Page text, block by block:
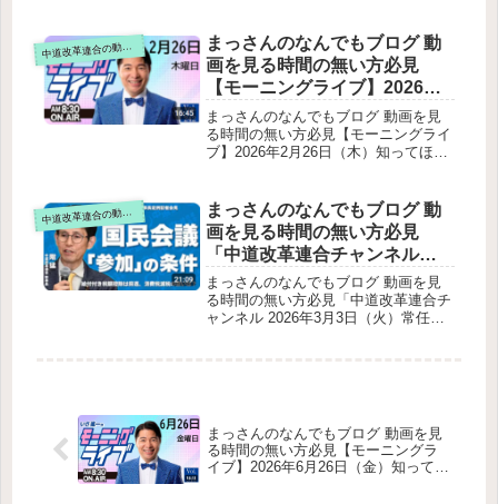
/ 中道動画 】をテキスト要約
治ニュース / 生配信 / 中道動画 】をテ
キスト要約冒頭の話題補正予算（3兆
円規模）に関する動き3党（中道・立
憲・公明）で総理に申し入れ経済状況
への懸念国債金利の急上昇株価の異常
な高騰原油輸入船の無事到着（明るい
ニュース）子どもホスピス支援の強化
今夜の予定締め
中道改革連合の動画をテキスト要約
まっさんのなんでもブログ 動
画を見る時間の無い方必見
【モーニングライブ】2026年2
月26日（木）知ってほしい今
日のニュースを厳選！いさ進
一が生解説する新聞情報【 15
/ 中道動画 】をテキスト要約
まっさんのなんでもブログ 動画を見
る時間の無い方必見【モーニングライ
ブ】2026年2月26日（木）知ってほし
治ニュース / 生配信 / 中道動画 】をテ
キスト要約近況・国会スケジュールメ
ディア掲載衆議院代表質問（2日目）
の振り返り共に取り組める政策（中道
×国民民主）(1) 年少扶養控除（16歳未
満）の復活(2) 障害児支援の所得制限
撤廃(3) 食料品消費税ゼロの範囲(4) 薬
価改定（中間年改定）の廃止(5) 介護
題
中道改革連合の動画をテキスト要約
まっさんのなんでもブログ 動
画を見る時間の無い方必見
「中道改革連合チャンネル
2026年3月3日（火）常任幹事
会終了後 階猛幹事長定例記者
会見」をテキスト要約
まっさんのなんでもブログ 動画を見
る時間の無い方必見「中道改革連合チ
ャンネル 2026年3月3日（火）常任幹
（税・社会保障）への参加判断給付付
き税額控除（給付税額控除）消費税減
税国会運営との関係比例順位問題（旧
公明・旧立憲の扱い）惜敗者ヒアリン
まっさんのなんでもブログ 動画を見
る時間の無い方必見【モーニングラ
イブ】2026年6月26日（金）知ってほ